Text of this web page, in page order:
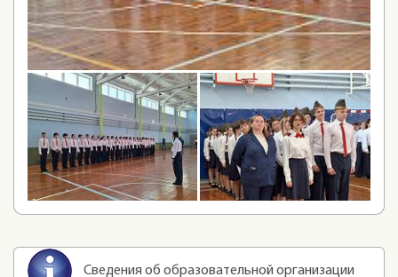
Сведения об образовательной организации